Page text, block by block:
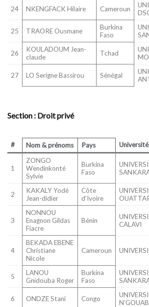
24 NKENGFACK Hilaire Cameroun
25 TRAORE Ousmane
Burkina
Faso
26
KOULADOUM Jean-
claude
Tchad
27 LO Serigne Bassirou Sénégal
Section : Droit privé
# Nom & prénoms Pays Université
1
ZONGO
Wendinkonté
Sylvie
Burkina
Faso
2
KAKALY Yodé
Jean-didier
Côte
d’Ivoire
3
NONNOU
Enagnon Gildas
Fiacre
Bénin
CALAVI
4
BEKADA EBENE
Christiane
Nicole
Cameroun
5
LANOU
Gnidouba Roger
Burkina
Faso
6 ONDZE Stani Congo